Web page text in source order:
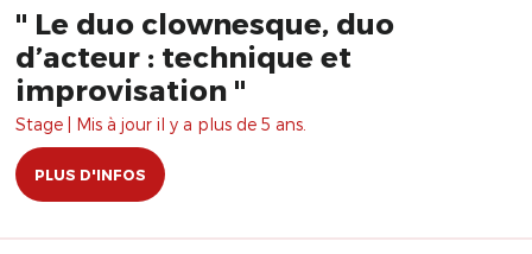
" Le duo clownesque, duo
d’acteur : technique et
improvisation "
Stage | Mis à jour il y a plus de 5 ans.
PLUS D'INFOS